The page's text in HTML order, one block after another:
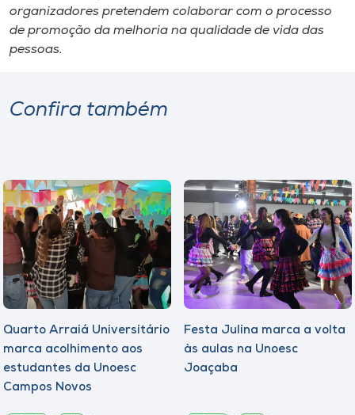
Selecione
organizadores pretendem colaborar com o processo
de promoção da melhoria na qualidade de vida das
pessoas.
Confira também
Quarto Arraiá Universitário
marca acolhimento aos
estudantes da Unoesc
Campos Novos
Festa Julina marca a volta
às aulas na Unoesc
Joaçaba